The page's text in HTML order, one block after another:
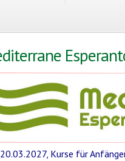
Kurse für